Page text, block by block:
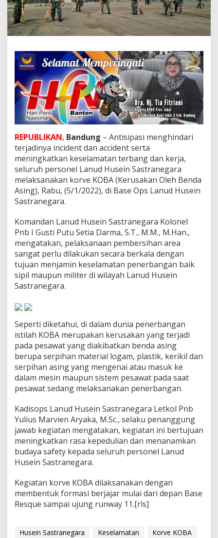
e
n
r
b
n
g
a
n
,
e
r
s
o
e
l
L
a
n
u
u
s
e
i
n
S
a
e
g
a
r
K
o
r
e
K
O
B
A
REPUBLIKAN, Bandung – Antisipasi menghindari
terjadinya incident dan accident serta
meningkatkan keselamatan terbang dan kerja,
seluruh personel Lanud Husein Sastranegara
melaksanakan korve KOBA (Kerusakan Oleh Benda
Asing), Rabu, (5/1/2022), di Base Ops Lanud Husein
Sastranegara.
Komandan Lanud Husein Sastranegara Kolonel
Pnb I Gusti Putu Setia Darma, S.T., M.M., M.Han.,
mengatakan, pelaksanaan pembersihan area
sangat perlu dilakukan secara berkala dengan
tujuan menjamin keselamatan penerbangan baik
sipil maupun militer di wilayah Lanud Husein
Sastranegara.
Seperti diketahui, di dalam dunia penerbangan
istilah KOBA merupakan kerusakan yang terjadi
pada pesawat yang diakibatkan benda asing
berupa serpihan material logam, plastik, kerikil dan
serpihan asing yang mengenai atau masuk ke
dalam mesin maupun sistem pesawat pada saat
pesawat sedang melaksanakan penerbangan.
Kadisops Lanud Husein Sastranegara Letkol Pnb
Yulius Marvien Aryaka, M.Sc., selaku penanggung
jawab kegiatan mengatakan, kegiatan ini bertujuan
meningkatkan rasa kepedulian dan menanamkan
budaya safety kepada seluruh personel Lanud
Husein Sastranegara.
Kegiatan korve KOBA dilaksanakan dengan
membentuk formasi berjajar mulai dari depan Base
Resque sampai ujung runway 11.[rls]
Husein Sastranegara Keselamatan
Korve KOBA